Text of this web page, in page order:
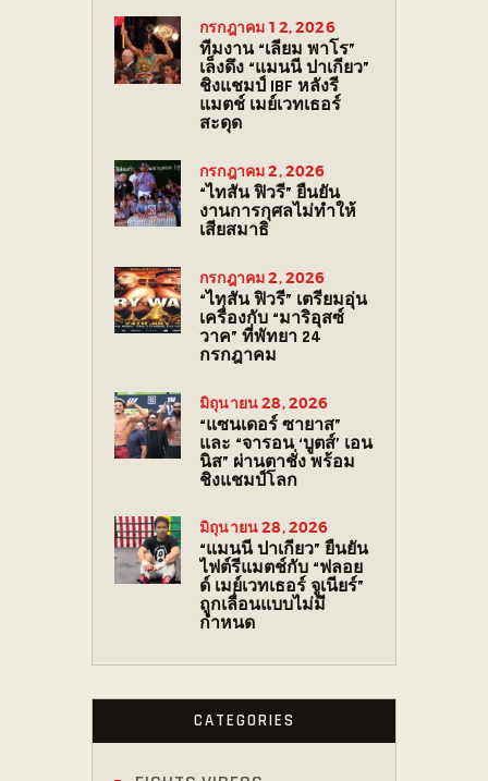
ทีมงาน “เลียม พาโร”
เล็งดึง “แมนนี ปาเกียว”
ชิงแชมป์ IBF หลังรี
แมตช์ เมย์เวทเธอร์
สะดุด
กรกฎาคม 12, 2026
“ไทสัน ฟิวรี” ยืนยัน
งานการกุศลไม่ทำให้
เสียสมาธิ
กรกฎาคม 2, 2026
“ไทสัน ฟิวรี” เตรียมอุ่น
เครื่องกับ “มาริอุสซ์
วาค” ที่พัทยา 24
กรกฎาคม
กรกฎาคม 2, 2026
“แซนเดอร์ ซายาส”
และ “จารอน ‘บูตส์’ เอน
นิส” ผ่านตาชั่ง พร้อม
ชิงแชมป์โลก
มิถุนายน 28, 2026
“แมนนี ปาเกียว” ยืนยัน
ไฟต์รีแมตช์กับ “ฟลอย
ด์ เมย์เวทเธอร์ จูเนียร์”
ถูกเลื่อนแบบไม่มี
กำหนด
มิถุนายน 28, 2026
CATEGORIES